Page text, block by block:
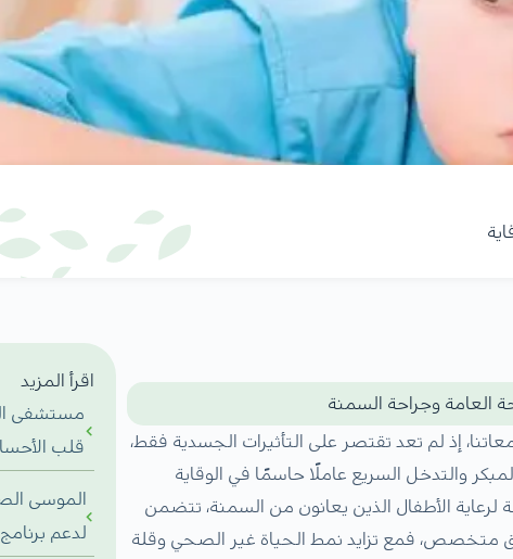
العامة وجراحة السمنة
إذ لم تعد تقتصر على التأثيرات الجسدية فقط،
والتدخل السريع عاملًا حاسمًا في الوقاية
الأطفال الذين يعانون من السمنة، تتضمن
متخصص، فمع تزايد نمط الحياة غير الصحي وقلة
اقرأ المزيد
مستشفى
قلب
الموسى
لدعم